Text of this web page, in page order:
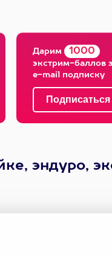
Дарим 1000
экстрим-баллов
e-mail подписку
эндуро,